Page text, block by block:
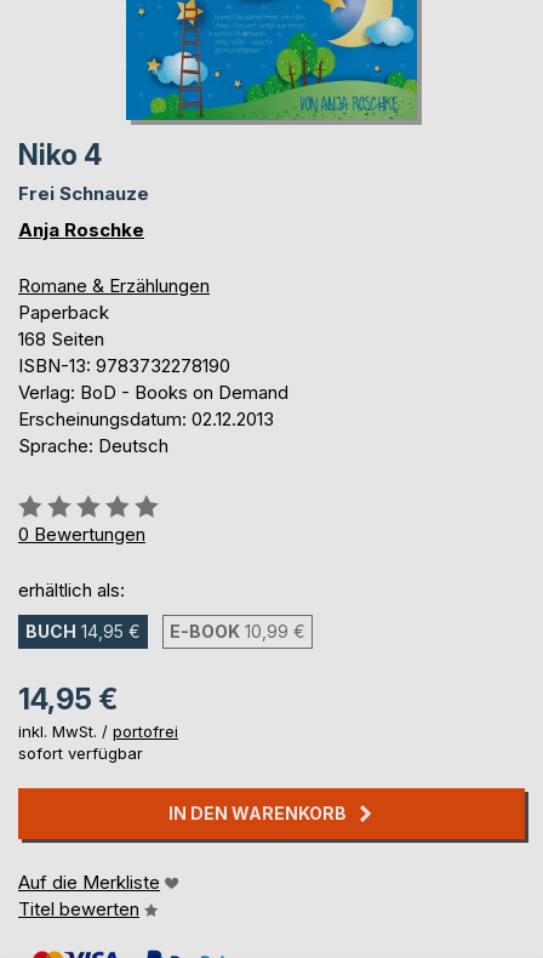
Niko 4
Frei Schnauze
Anja Roschke
Romane & Erzählungen
Paperback
168 Seiten
ISBN-13: 9783732278190
Verlag: BoD - Books on Demand
Erscheinungsdatum: 02.12.2013
Sprache: Deutsch
Bewertung::
0%
0 Bewertungen
erhältlich als:
BUCH 14,95 € E-BOOK 10,99 €
14,95 €
inkl. MwSt. / portofrei
sofort verfügbar
IN DEN WARENKORB
Auf die Merkliste
Titel bewerten